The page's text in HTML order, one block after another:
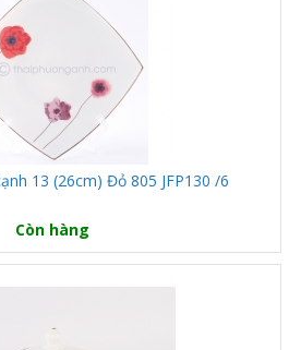
13 (26cm) Đỏ 805 JFP130 /6
Còn hàng